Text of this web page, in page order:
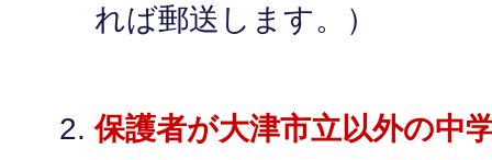
れば郵送します。）
保護者が大津市立以外の中